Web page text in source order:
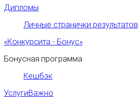
Дипломы
Личные странички результатов
«Конкурсита - Бонус»
Бонусная программа
Кешбэк
УслугиВажно